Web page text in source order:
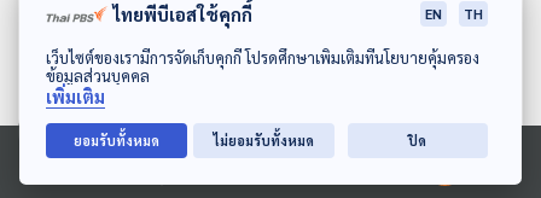
ดาวน์โหลด Thai PBS Podcast Application
Ⓒ 2020 องค์การกระจายเสียงและแพร่ภาพสาธารณะแห่งประเทศไทย
28:09
EP. 12: ขี้หมูราขี้หมาแห้ง
นิทานสุภาษิต
28:09
ไทยพีบีเอสใช้คุกกี้ EN TH
เว็บไซต์ของเรามีการจัดเก็บคุกกี้ โปรดศึกษาเพิ่มเติมที่นโยบายคุ้มครอง
ข้อมูลส่วนบุคคล
เพิ่มเติม
ยอมรับทั้งหมด ไม่ยอมรับทั้งหมด ปิด